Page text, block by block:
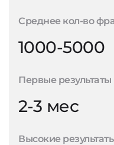
Среднее кол-во
1000-5000
Первые результаты
2-3 мес
Высокие